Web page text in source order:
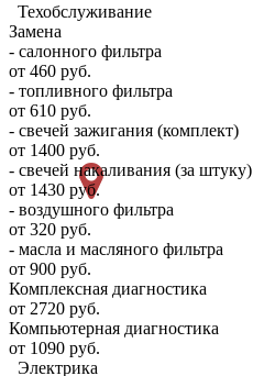
Техобслуживание
Замена
- салонного фильтра
от 460 руб.
- топливного фильтра
от 610 руб.
- свечей зажигания (комплект)
от 1400 руб.
- свечей накаливания (за штуку)
от 1430 руб.
- воздушного фильтра
от 320 руб.
- масла и масляного фильтра
от 900 руб.
Комплексная диагностика
от 2720 руб.
Компьютерная диагностика
от 1090 руб.
Электрика